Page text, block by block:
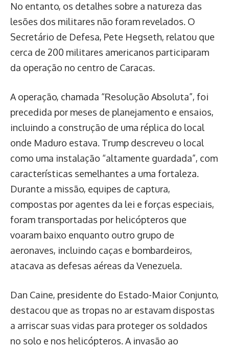
No entanto, os detalhes sobre a natureza das
lesões dos militares não foram revelados. O
Secretário de Defesa, Pete Hegseth, relatou que
cerca de 200 militares americanos participaram
da operação no centro de Caracas.
A operação, chamada “Resolução Absoluta”, foi
precedida por meses de planejamento e ensaios,
incluindo a construção de uma réplica do local
onde Maduro estava. Trump descreveu o local
como uma instalação “altamente guardada”, com
características semelhantes a uma fortaleza.
Durante a missão, equipes de captura,
compostas por agentes da lei e forças especiais,
foram transportadas por helicópteros que
voaram baixo enquanto outro grupo de
aeronaves, incluindo caças e bombardeiros,
atacava as defesas aéreas da Venezuela.
Dan Caine, presidente do Estado-Maior Conjunto,
destacou que as tropas no ar estavam dispostas
a arriscar suas vidas para proteger os soldados
no solo e nos helicópteros. A invasão ao